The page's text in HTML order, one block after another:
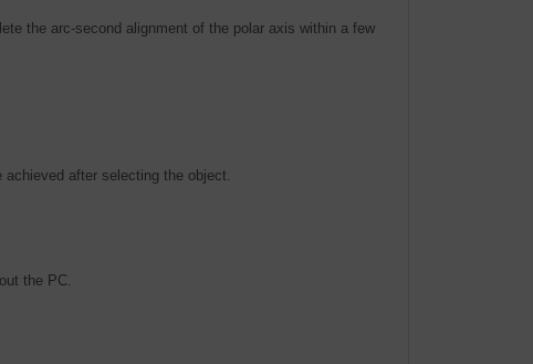
the arc-second alignment of the polar axis within a few
after selecting the object.
the PC.